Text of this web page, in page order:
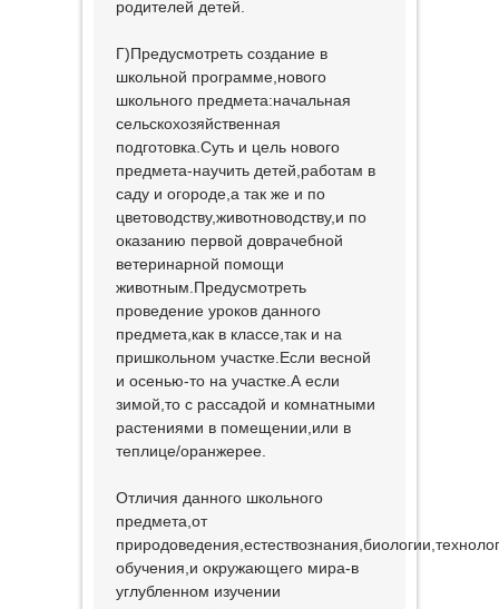
родителей детей.
Г)Предусмотреть создание в
школьной программе,нового
школьного предмета:начальная
сельскохозяйственная
подготовка.Суть и цель нового
предмета-научить детей,работам в
саду и огороде,а так же и по
цветоводству,животноводству,и по
оказанию первой доврачебной
ветеринарной помощи
животным.Предусмотреть
проведение уроков данного
предмета,как в классе,так и на
пришкольном участке.Если весной
и осенью-то на участке.А если
зимой,то с рассадой и комнатными
растениями в помещении,или в
теплице/оранжерее.
Отличия данного школьного
предмета,от
обучения,и окружающего мира-в
углубленном изучении